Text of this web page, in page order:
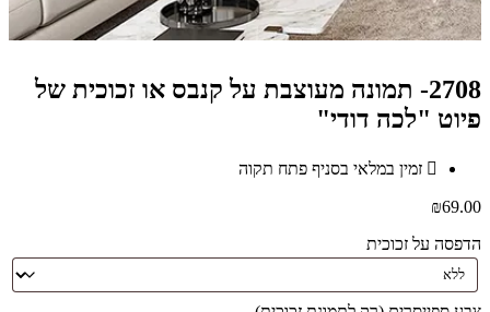
2708- תמונה מעוצבת על קנבס או זכוכית של
פיוט "לכה דודי"
זמין במלאי בסניף פתח תקוה
₪69.00
הדפסה על זכוכית